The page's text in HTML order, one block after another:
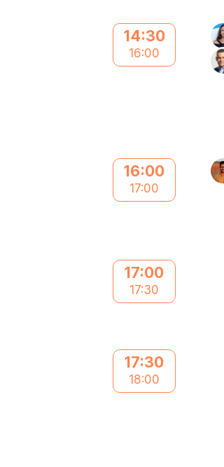
14:30
16:00
16:00
17:00
17:00
17:30
17:30
18:00